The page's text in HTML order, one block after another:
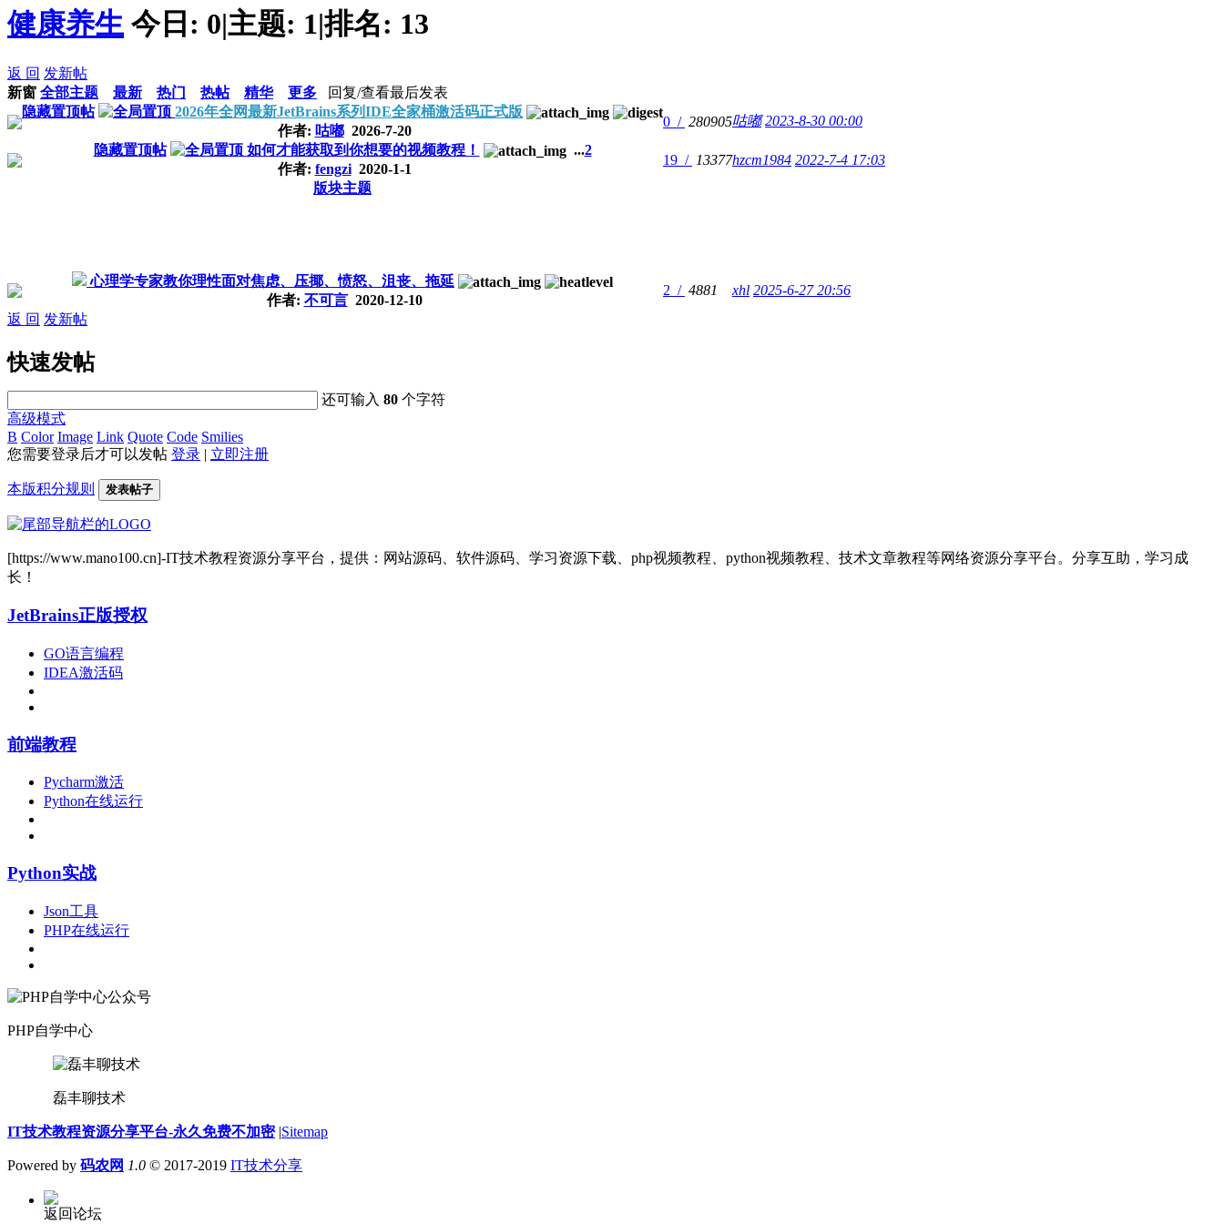
健康养生 今日: 0|主题: 1|排名: 13
返 回 发新帖
新窗 全部主题 最新 热门 热帖 精华 更多 回复/查看最后发表
隐藏置顶帖
2026年全网最新JetBrains系列IDE全家桶激活码正式版
作者: 咕嘟2026-7-20
0 / 280905咕嘟 2023-8-30 00:00
隐藏置顶帖
如何才能获取到你想要的视频教程！ ...2
作者: fengzi2020-1-1
19 / 13377hzcm1984 2022-7-4 17:03
版块主题
心理学专家教你理性面对焦虑、压揶、愤怒、沮丧、拖延
作者: 不可言2020-12-10
2 / 4881 xhl 2025-6-27 20:56
返 回 发新帖
快速发帖
还可输入80 个字符
高级模式
B Color Image Link Quote Code Smilies
您需要登录后才可以发帖 登录 | 立即注册
本版积分规则 发表帖子
[https://www.mano100.cn]-IT技术教程资源分享平台，提供：网站源码、软件源码、学习资源下载、php视频教程、python视频教程、技术文章教程等网络资源分享平台。分享互助，学习成
长！
JetBrains正版授权
GO语言编程
IDEA激活码
前端教程
Pycharm激活
Python在线运行
Python实战
Json工具
PHP在线运行
PHP自学中心
磊丰聊技术
IT技术教程资源分享平台-永久免费不加密 |Sitemap
Powered by 码农网 1.0 © 2017-2019 IT技术分享
返回论坛